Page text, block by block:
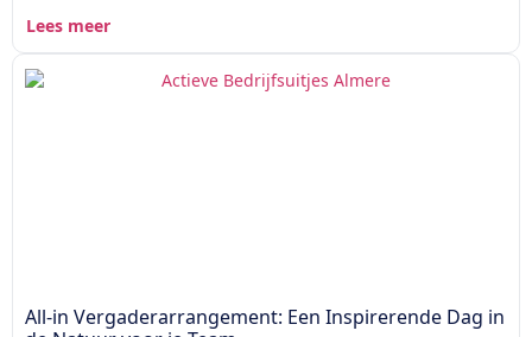
Lees meer
All-in Vergaderarrangement: Een Inspirerende Dag in